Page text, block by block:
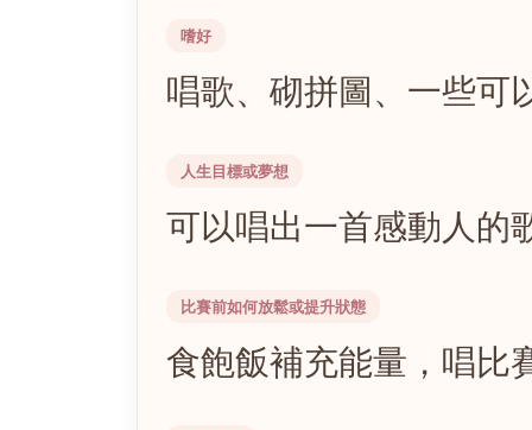
嗜好
唱歌、砌拼圖、一些可
人生目標或夢想
可以唱出一首感動人的
比賽前如何放鬆或提升狀態
食飽飯補充能量，唱比